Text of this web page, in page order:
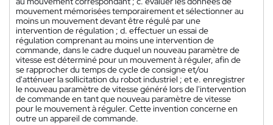
mouvement mémorisées temporairement et sélectionner au
moins un mouvement devant être régulé par une
intervention de régulation ; d. effectuer un essai de
régulation comprenant au moins une intervention de
commande, dans le cadre duquel un nouveau paramètre de
vitesse est déterminé pour un mouvement à réguler, afin de
se rapprocher du temps de cycle de consigne et/ou
d'atténuer la sollicitation du robot industriel ; et e. enregistrer
le nouveau paramètre de vitesse généré lors de l'intervention
de commande en tant que nouveau paramètre de vitesse
pour le mouvement à réguler. Cette invention concerne en
outre un appareil de commande.